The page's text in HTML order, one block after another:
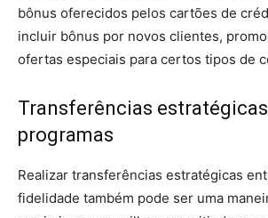
bônus oferecidos pelos cartões de
incluir bônus por novos clientes,
ofertas especiais para certos tipos de
Transferências
programas
Realizar transferências estratégicas
fidelidade também pode ser uma